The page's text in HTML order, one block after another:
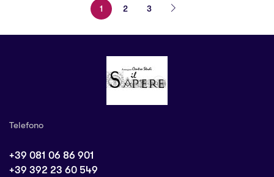
1 2 3
Telefono
+39 081 06 86 901
+39 392 23 60 549